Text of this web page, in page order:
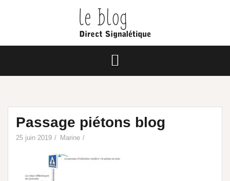
Passage piétons blog
25 juin 2019 Marine